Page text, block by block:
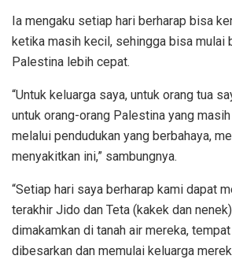
Ia mengaku setiap hari berharap bisa
ketika masih kecil, sehingga bisa mulai
Palestina lebih cepat.
“Untuk keluarga saya, untuk orang tua
untuk orang-orang Palestina yang
melalui pendudukan yang berbahaya,
menyakitkan ini,” sambungnya.
“Setiap hari saya berharap kami dapat
terakhir Jido dan Teta (kakek dan
dimakamkan di tanah air mereka,
dibesarkan dan memulai keluarga